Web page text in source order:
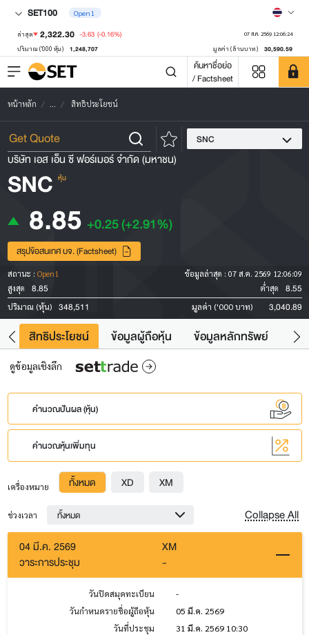
SET100 Open1
ล่าสุด 2,322.30 -3.63 (-0.16%) 07 ส.ค. 2569 12:06:24
ปริมาณ ('000 หุ้น) 1,248,707 มูลค่า (ล้านบาท) 30,590.59
ค้นหาชื่อย่อ
/ Factsheet
หน้าหลัก ... สิทธิประโยชน์
SNC
บริษัท เอส เอ็น ซี ฟอร์เมอร์ จำกัด (มหาชน)
SNC หุ้น
8.85 +0.25(+2.91%)
สรุปข้อสนเทศ บจ. (Factsheet)
สถานะ : Open1 ข้อมูลล่าสุด : 07 ส.ค. 2569 12:06:09
สูงสุด
8.85 ต่ำสุด 8.55
ปริมาณ (หุ้น) 348,511 มูลค่า ('000 บาท) 3,040.89
สิทธิประโยชน์ ข้อมูลผู้ถือหุ้น ข้อมูลหลักทรัพย์
ดูข้อมูลเชิงลึก
คำนวณปันผล (หุ้น)
คำนวณหุ้นเพิ่มทุน
เครื่องหมาย ทั้งหมด XD XM
ช่วงเวลา ทั้งหมด Collapse All
04 มี.ค. 2569
XM
วาระการประชุม
-
วันปิดสมุดทะเบียน
-
วันกำหนดรายชื่อผู้ถือหุ้น
05 มี.ค. 2569
วันที่ประชุม
31 มี.ค. 2569 10:30